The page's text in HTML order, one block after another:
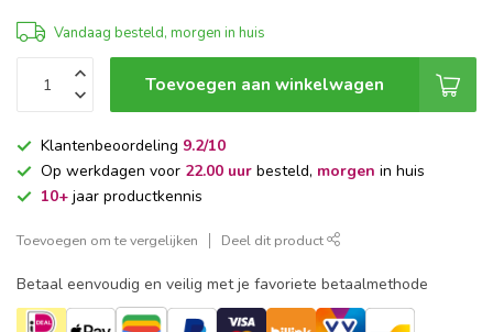
Vandaag besteld, morgen in huis
Toevoegen aan winkelwagen
Klantenbeoordeling 9.2/10
Op werkdagen voor 22.00 uur besteld, morgen in huis
10+ jaar productkennis
Toevoegen om te vergelijken Deel dit product
Betaal eenvoudig en veilig met je favoriete betaalmethode